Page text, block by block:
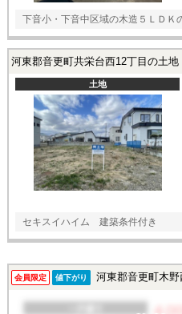
下音小・下音中区域の木造５ＬＤＫ
河東郡音更町共栄台西12丁目の土地
土地
セキスイハイム 建築条件付き
会員限定 値下がり 河東郡音更町木